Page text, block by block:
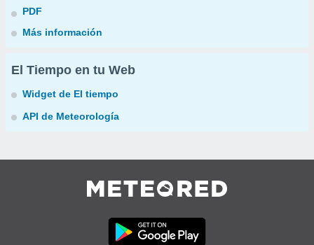
PDF
Más información
El Tiempo en tu Web
Widget de El tiempo
API de Meteorología